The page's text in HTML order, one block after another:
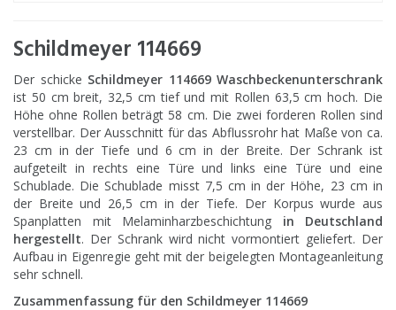
Schildmeyer 114669
Der schicke Schildmeyer 114669 Waschbeckenunterschrank
ist 50 cm breit, 32,5 cm tief und mit Rollen 63,5 cm hoch. Die
Höhe ohne Rollen beträgt 58 cm. Die zwei forderen Rollen sind
verstellbar. Der Ausschnitt für das Abflussrohr hat Maße von ca.
23 cm in der Tiefe und 6 cm in der Breite. Der Schrank ist
aufgeteilt in rechts eine Türe und links eine Türe und eine
Schublade. Die Schublade misst 7,5 cm in der Höhe, 23 cm in
der Breite und 26,5 cm in der Tiefe. Der Korpus wurde aus
Spanplatten mit Melaminharzbeschichtung in Deutschland
hergestellt. Der Schrank wird nicht vormontiert geliefert. Der
Aufbau in Eigenregie geht mit der beigelegten Montageanleitung
sehr schnell.
Zusammenfassung für den Schildmeyer 114669